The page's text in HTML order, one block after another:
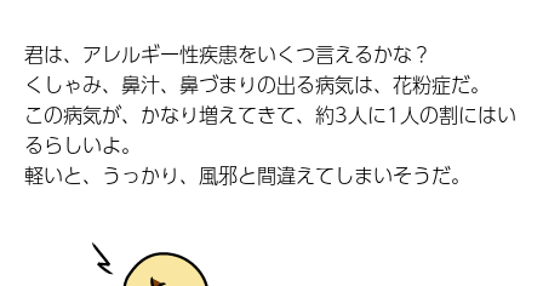
君は、アレルギー性疾患をいくつ言えるかな？
くしゃみ、鼻汁、鼻づまりの出る病気は、花粉症だ。
この病気が、かなり増えてきて、約3人に1人の割にはい
るらしいよ。
軽いと、うっかり、風邪と間違えてしまいそうだ。